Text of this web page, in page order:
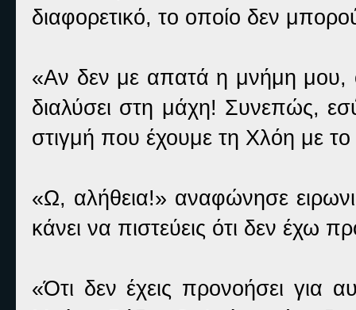
διαφορετικό, το οποίο δεν
«Αν δεν με απατά η μνήμη μου,
διαλύσει στη μάχη! Συνεπώς,
στιγμή που έχουμε τη Χλόη με
«Ω, αλήθεια!» αναφώνησε
κάνει να πιστεύεις ότι δεν έχω
«Ότι δεν έχεις προνοήσει για